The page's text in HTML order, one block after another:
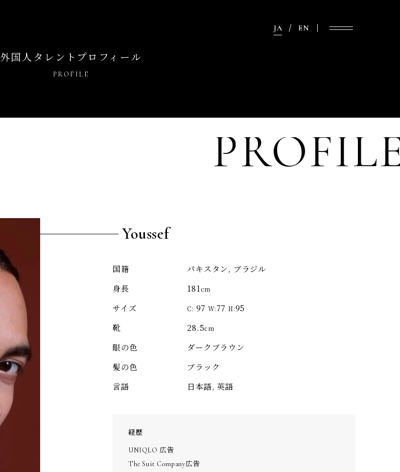
JA EN
外国人タレントプロフィール
PROFILE
Youssef
国籍 パキスタン, ブラジル
身長 181cm
サイズ C: 97 W:77H:95
靴 28.5cm
眼の色 ダークブラウン
髪の色 ブラック
言語 日本語, 英語
経歴
UNIQLO 広告
The Suit Company広告